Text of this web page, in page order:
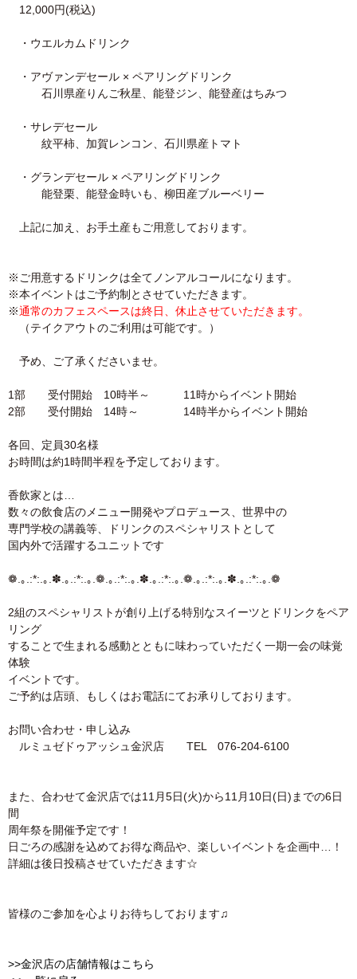
12,000円(税込)
・ウエルカムドリンク
・アヴァンデセール × ペアリングドリンク
石川県産りんご秋星、能登ジン、能登産はちみつ
・サレデセール
紋平柿、加賀レンコン、石川県産トマト
・グランデセール × ペアリングドリンク
能登栗、能登金時いも、柳田産ブルーベリー
上記に加え、お手土産もご用意しております。
※ご用意するドリンクは全てノンアルコールになります。
※本イベントはご予約制とさせていただきます。
※通常のカフェスペースは終日、休止させていただきます。
（テイクアウトのご利用は可能です。）
予め、ご了承くださいませ。
1部 受付開始 10時半～ 11時からイベント開始
2部 受付開始 14時～ 14時半からイベント開始
各回、定員30名様
お時間は約1時間半程を予定しております。
香飲家とは…
数々の飲食店のメニュー開発やプロデュース、世界中の
専門学校の講義等、ドリンクのスペシャリストとして
国内外で活躍するユニットです
❁.｡.:*:.｡.✽.｡.:*:.｡.❁.｡.:*:.｡.✽.｡.:*:.｡.❁.｡.:*:.｡.✽.｡.:*:.｡.❁
2組のスペシャリストが創り上げる特別なスイーツとドリンクをペア
リング
することで生まれる感動とともに味わっていただく一期一会の味覚
体験
イベントです。
ご予約は店頭、もしくはお電話にてお承りしております。
お問い合わせ・申し込み
ルミュゼドゥアッシュ金沢店 TEL 076-204-6100
また、合わせて金沢店では11月5日(火)から11月10日(日)までの6日
間
周年祭を開催予定です！
日ごろの感謝を込めてお得な商品や、楽しいイベントを企画中…！
詳細は後日投稿させていただきます☆
皆様のご参加を心よりお待ちしております♫
>>金沢店の店舗情報はこちら